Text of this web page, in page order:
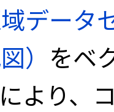
データ
） をベ
より、